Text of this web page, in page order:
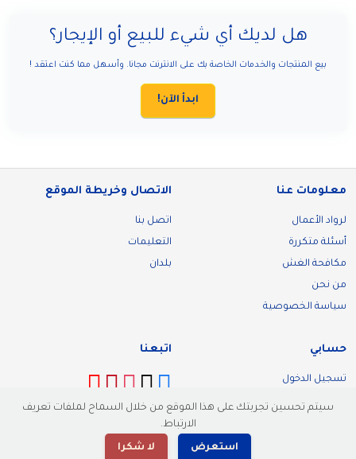
هل لديك أي شيء للبيع أو الإيجار؟
بيع المنتجات والخدمات الخاصة بك على الانترنت مجانا. وأسهل مما كنت اعتقد !
ابدأ الآن!
معلومات عنا
لرواد الأعمال
أسئلة متكررة
مكافحة الغش
من نحن
سياسة الخصوصية
الاتصال وخريطة الموقع
اتصل بنا
التعليمات
بلدان
حسابي
تسجيل الدخول
تسجيل
اتبعنا
سيتم تحسين تجربتك على هذا الموقع من خلال السماح لملفات تعريف
الارتباط.
استعرض لا شكرا